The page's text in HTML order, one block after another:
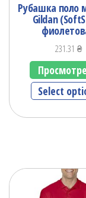
Рубашка поло
Gildan
231.31 ₴
Select